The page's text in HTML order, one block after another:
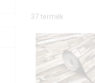
37 termék